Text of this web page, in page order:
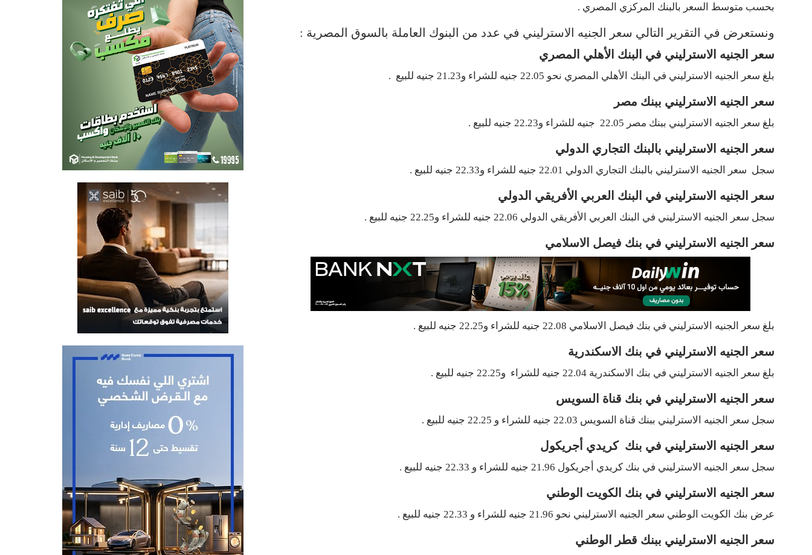
بحسب متوسط السعر بالبنك المركزي المصري .
ونستعرض في التقرير التالي سعر الجنيه الاسترليني في عدد من البنوك العاملة بالسوق المصرية :
سعر الجنيه الاسترليني في البنك الأهلي المصري
بلغ سعر الجنيه الاسترليني في البنك الأهلي المصري نحو 22.05 جنيه للشراء و21.23 جنيه للبيع .
سعر الجنيه الاسترليني ببنك مصر
بلغ سعر الجنيه الاسترليني ببنك مصر 22.05 جنيه للشراء و22.23 جنيه للبيع .
سعر الجنيه الاسترليني بالبنك التجاري الدولي
سجل سعر الجنيه الاسترليني بالبنك التجاري الدولي 22.01 جنيه للشراء و22.33 جنيه للبيع .
سعر الجنيه الاسترليني في البنك العربي الأفريقي الدولي
سجل سعر الجنيه الاسترليني في البنك العربي الأفريقي الدولي 22.06 جنيه للشراء و22.25 جنيه للبيع .
سعر الجنيه الاسترليني في بنك فيصل الاسلامي
بلغ سعر الجنيه الاسترليني في بنك فيصل الاسلامي 22.08 جنيه للشراء و22.25 جنيه للبيع .
سعر الجنيه الاسترليني في بنك الاسكندرية
بلغ سعر الجنيه الاسترليني في بنك الاسكندرية 22.04 جنيه للشراء و22.25 جنيه للبيع .
سعر الجنيه الاسترليني في بنك قناة السويس
سجل سعر الجنيه الاسترليني ببنك قناة السويس 22.03 جنيه للشراء و 22.25 جنيه للبيع .
سعر الجنيه الاسترليني في بنك كريدي أجريكول
سجل سعر الجنيه الاسترليني في بنك كريدي أجريكول 21.96 جنيه للشراء و 22.33 جنيه للبيع .
سعر الجنيه الاسترليني في بنك الكويت الوطني
عرض بنك الكويت الوطني سعر الجنيه الاسترليني نحو 21.96 جنيه للشراء و 22.33 جنيه للبيع .
سعر الجنيه الاسترليني ببنك قطر الوطني